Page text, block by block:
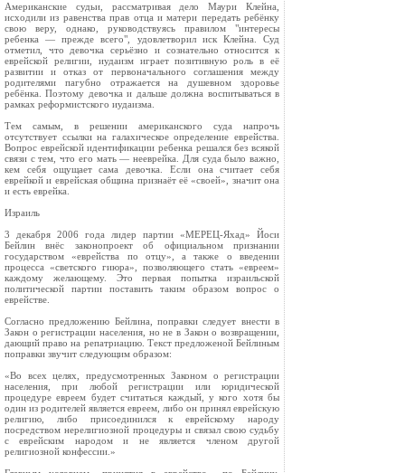
Американские судьи, рассматривая дело Маури Клейна,
исходили из равенства прав отца и матери передать ребёнку
свою веру, однако, руководствуясь правилом "интересы
ребенка — прежде всего", удовлетворил иск Клейна. Суд
отметил, что девочка серьёзно и сознательно относится к
еврейской религии, иудаизм играет позитивную роль в её
развитии и отказ от первоначального соглашения между
родителями пагубно отражается на душевном здоровье
ребёнка. Поэтому девочка и дальше должна воспитываться в
рамках реформистского иудаизма.
Тем самым, в решении американского суда напрочь
отсутствует ссылки на галахическое определение еврейства.
Вопрос еврейской идентификации ребенка решался без всякой
связи с тем, что его мать — нееврейка. Для суда было важно,
кем себя ощущает сама девочка. Если она считает себя
еврейкой и еврейская община признаёт её «своей», значит она
и есть еврейка.
Израиль
3 декабря 2006 года лидер партии «МЕРЕЦ-Яхад» Йоси
Бейлин внёс законопроект об официальном признании
государством «еврейства по отцу», а также о введении
процесса «светского гиюра», позволяющего стать «евреем»
каждому желающему. Это первая попытка израильской
политической партии поставить таким образом вопрос о
еврействе.
Согласно предложению Бейлина, поправки следует внести в
Закон о регистрации населения, но не в Закон о возвращении,
дающий право на репатриацию. Текст предложеной Бейлиным
поправки звучит следующим образом:
«Во всех целях, предусмотренных Законом о регистрации
населения, при любой регистрации или юридической
процедуре евреем будет считаться каждый, у кого хотя бы
один из родителей является евреем, либо он принял еврейскую
религию, либо присоединился к еврейскому народу
посредством нерелигиозной процедуры и связал свою судьбу
с еврейским народом и не является членом другой
религиозной конфессии.»